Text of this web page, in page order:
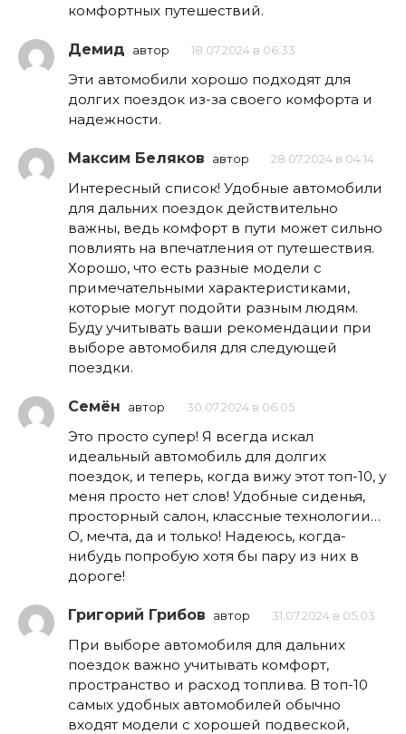
комфортных путешествий.
Демид автор 18.07.2024 в 06:33
Эти автомобили хорошо подходят для
долгих поездок из-за своего комфорта и
надежности.
Максим Беляков автор 28.07.2024 в 04:14
Интересный список! Удобные автомобили
для дальних поездок действительно
важны, ведь комфорт в пути может сильно
повлиять на впечатления от путешествия.
Хорошо, что есть разные модели с
примечательными характеристиками,
которые могут подойти разным людям.
Буду учитывать ваши рекомендации при
выборе автомобиля для следующей
поездки.
Семён автор 30.07.2024 в 06:05
Это просто супер! Я всегда искал
идеальный автомобиль для долгих
поездок, и теперь, когда вижу этот топ-10, у
меня просто нет слов! Удобные сиденья,
просторный салон, классные технологии…
О, мечта, да и только! Надеюсь, когда-
нибудь попробую хотя бы пару из них в
дороге!
Григорий Грибов автор 31.07.2024 в 05:03
При выборе автомобиля для дальних
поездок важно учитывать комфорт,
пространство и расход топлива. В топ-10
самых удобных автомобилей обычно
входят модели с хорошей подвеской,